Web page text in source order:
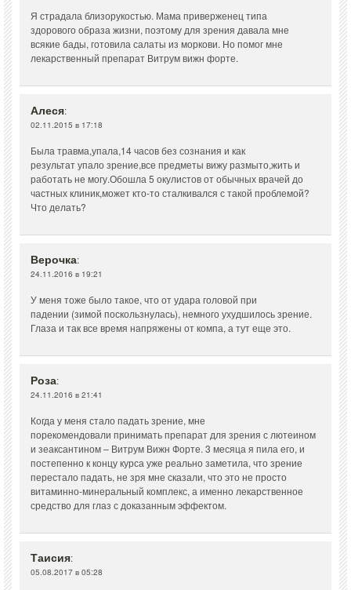
Я страдала близорукостью. Мама приверженец типа
здорового образа жизни, поэтому для зрения давала мне
всякие бады, готовила салаты из моркови. Но помог мне
лекарственный препарат Витрум вижн форте.
Алеся:
02.11.2015 в 17:18
Была травма,упала,14 часов без сознания и как
результат упало зрение,все предметы вижу размыто,жить и
работать не могу.Обошла 5 окулистов от обычных врачей до
частных клиник,может кто-то сталкивался с такой проблемой?
Что делать?
Верочка:
24.11.2016 в 19:21
У меня тоже было такое, что от удара головой при
падении (зимой поскользнулась), немного ухудшилось зрение.
Глаза и так все время напряжены от компа, а тут еще это.
Роза:
24.11.2016 в 21:41
Когда у меня стало падать зрение, мне
порекомендовали принимать препарат для зрения с лютеином
и зеаксантином – Витрум Вижн Форте. 3 месяца я пила его, и
постепенно к концу курса уже реально заметила, что зрение
перестало падать, не зря мне сказали, что это не просто
витаминно-минеральный комплекс, а именно лекарственное
средство для глаз с доказанным эффектом.
Таисия:
05.08.2017 в 05:28